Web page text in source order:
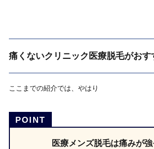
痛くないクリニック医療脱毛がおす
ここまでの紹介では、やはり
医療メンズ脱毛は痛みが強